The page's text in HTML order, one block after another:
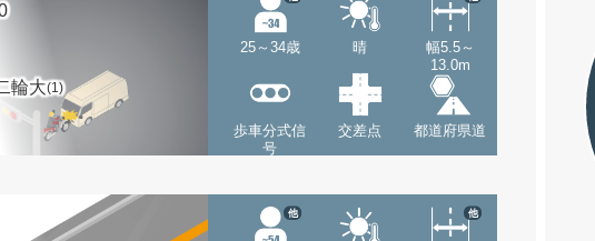
輪大(1)
25～34歳 晴
幅5.5～
13.0m
歩車分式信
号
交差点 都道府県道
他 他